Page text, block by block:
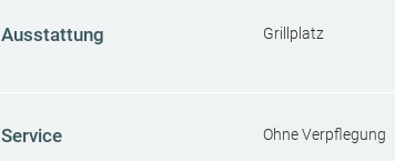
Ausstattung Grillplatz
Service Ohne Verpflegung